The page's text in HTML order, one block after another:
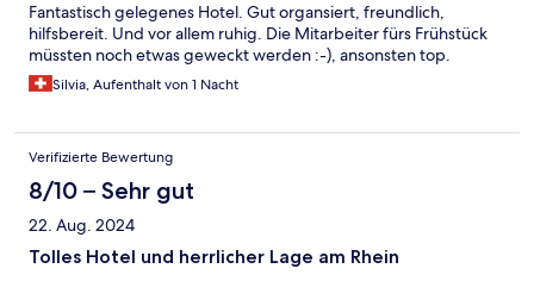
Fantastisch gelegenes Hotel. Gut organsiert, freundlich,
hilfsbereit. Und vor allem ruhig. Die Mitarbeiter fürs Frühstück
müssten noch etwas geweckt werden :-), ansonsten top.
Silvia, Aufenthalt von 1 Nacht
Verifizierte Bewertung
8/10 – Sehr gut
22. Aug. 2024
Tolles Hotel und herrlicher Lage am Rhein